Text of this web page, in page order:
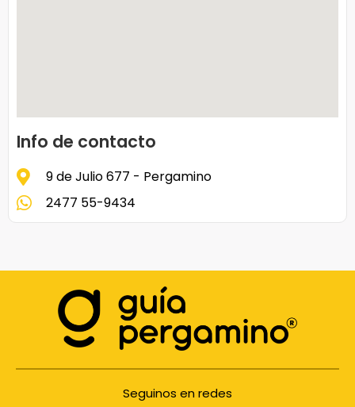
Info de contacto
9 de Julio 677 - Pergamino
2477 55-9434
Seguinos en redes